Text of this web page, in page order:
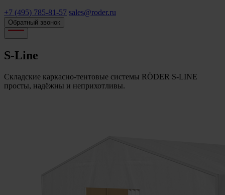
+7 (495) 785-81-57 sales@roder.ru
Обратный звонок
S-Line
Складские каркасно-тентовые системы RÖDER S-LINE
просты, надёжны и неприхотливы.